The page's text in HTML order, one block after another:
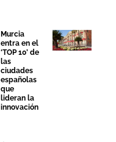
Murcia
entra en el
‘TOP 10’ de
las
ciudades
españolas
que
lideran la
innovación